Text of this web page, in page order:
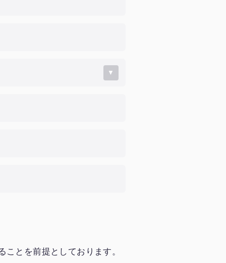
ことを前提としております。